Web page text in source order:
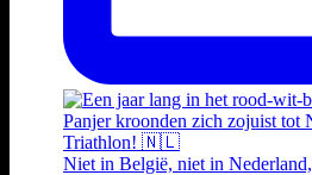
Niet in België, niet in